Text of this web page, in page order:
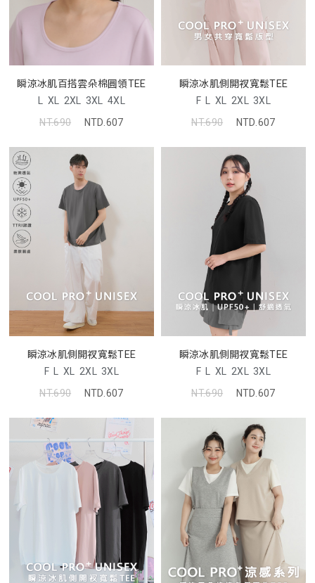
瞬涼冰肌百搭雲朵棉圓領TEE
L XL 2XL 3XL 4XL
NT.690
NTD.607
瞬涼冰肌側開衩寬鬆TEE
F L XL 2XL 3XL
NT.690
NTD.607
瞬涼冰肌側開衩寬鬆TEE
F L XL 2XL 3XL
NT.690
NTD.607
瞬涼冰肌側開衩寬鬆TEE
F L XL 2XL 3XL
NT.690
NTD.607